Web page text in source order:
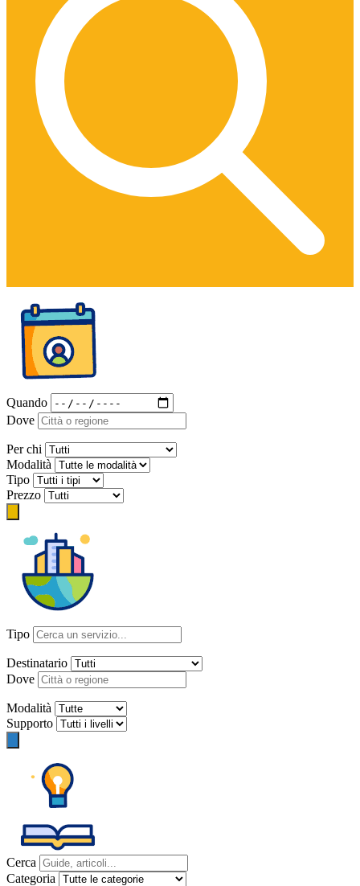
Quando
Dove
Per chi
Modalità
Tipo
Prezzo
Tipo
Destinatario
Dove
Modalità
Supporto
Cerca
Categoria